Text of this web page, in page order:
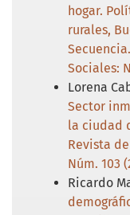
hogar.
rurales,
Sociales:
Lorena
Sector
la ciudad
Revista
Núm. 103
Ricardo